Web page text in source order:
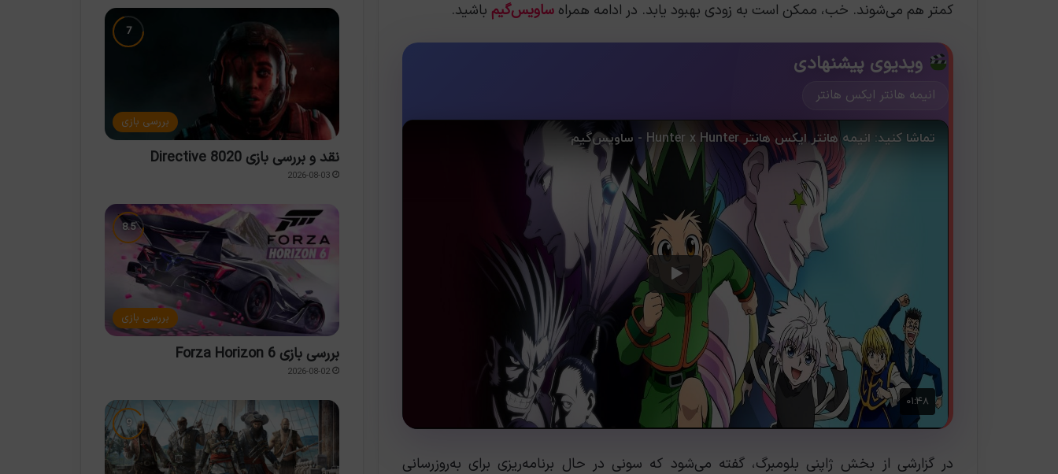
کمتر هم می‌شوند. خب، ممکن است به زودی بهبود یابد. در ادامه همراه ساویس‌گیم باشید.
ویدیوی پیشنهادی
انیمه هانتر ایکس هانتر
در گزارشی از بخش ژاپنی بلومبرگ، گفته می‌شود که سونی در حال برنامه‌ریزی برای به‌روزرسانی
بررسی بازی
نقد و بررسی بازی Directive 8020
2026-08-03
بررسی بازی
بررسی بازی Forza Horizon 6
2026-08-02